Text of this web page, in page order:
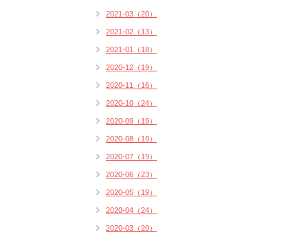
2021-03（20）
2021-02（13）
2021-01（18）
2020-12（19）
2020-11（16）
2020-10（24）
2020-09（19）
2020-08（19）
2020-07（19）
2020-06（23）
2020-05（19）
2020-04（24）
2020-03（20）